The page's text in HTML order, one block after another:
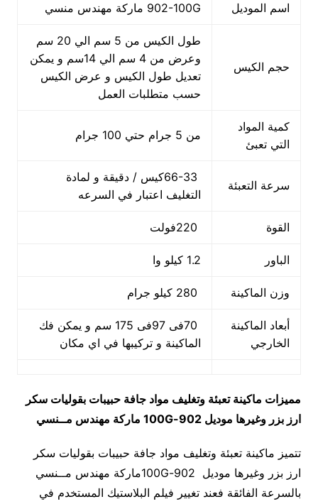
اسم الموديل 902-100G ماركة مهندس منسي
حجم الكيس
طول الكيس من 5 سم الي 20 سم
وعرض من 4 سم الي 14سم و يمكن
تعديل طول الكيس و عرض الكيس
حسب متطلبات العمل
كمية المواد
التي تعبئ
من 5 جرام حتي 100 جرام
سرعة التعبئة
66-33كيس / دقيقة و لمادة
التغليف اعتبار في السرعه
القوة
الباور 1.2 كيلو وا
وزن الماكينة
أبعاد الماكينة
الخارجي
70فى 97فى 175 سم و يمكن فك
الماكينة و تركيبها في اي مكان
مميزات ماكينة تعبئة وتغليف مواد جافة حبيبات بقوليات سكر
ارز بزر وغيرها موديل 902-100G ماركة مهندس مــنسي
تتميز ماكينة تعبئة وتغليف مواد جافة حبيبات بقوليات سكر
ارز بزر وغيرها موديل 902-100Gماركة مهندس مــنسي
بالسرعة الفائقة فعند تغيير فيلم البلاستيك المستخدم في